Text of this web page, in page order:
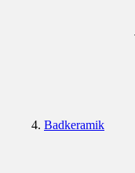
Badkeramik